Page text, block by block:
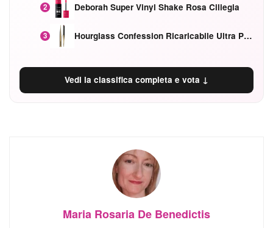
2 Deborah Super Vinyl Shake Rosa Ciliegia
3 Hourglass Confession Ricaricabile Ultra Preciso Ad Alta Intensità Secretly Classic Red
Vedi la classifica completa e vota ↓
Maria Rosaria De Benedictis